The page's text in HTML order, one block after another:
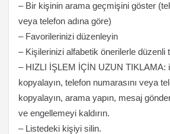
– Bir kişinin arama geçmişini göster
veya telefon adına göre)
– Favorilerinizi düzenleyin
– Kişilerinizi alfabetik önerilerle düzenli
– HIZLI İŞLEM İÇİN UZUN TIKLAMA:
kopyalayın, telefon numarasını veya
kopyalayın, arama yapın, mesaj
ve engellemeyi kaldırın.
– Listedeki kişiyi silin.